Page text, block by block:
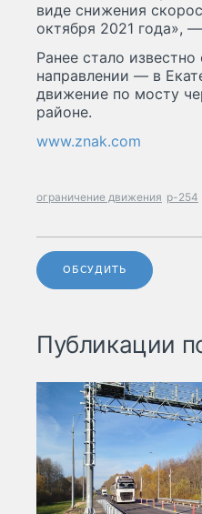
виде снижения
октября 2021 года»,
Ранее стало
направлении — в
движение по мосту
районе.
www.znak.com
ограничение движения р-254
ОБСУДИТЬ
Публикации